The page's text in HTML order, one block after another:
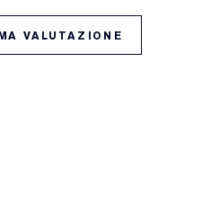
VALUTAZIONE